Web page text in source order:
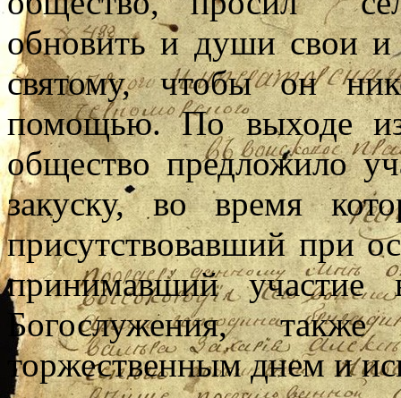
обновить и души свои и
святому, чтобы он
помощью. По выходе из
общество предложило
закуску, во время
присутствовавший при
принимавший
Богослужения,
торжественным днем и